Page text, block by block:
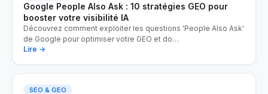
Google People Also Ask : 10 stratégies GEO pour
booster votre visibilité IA
Découvrez comment exploiter les questions 'People Also Ask'
de Google pour optimiser votre GEO et do…
Lire →
SEO & GEO